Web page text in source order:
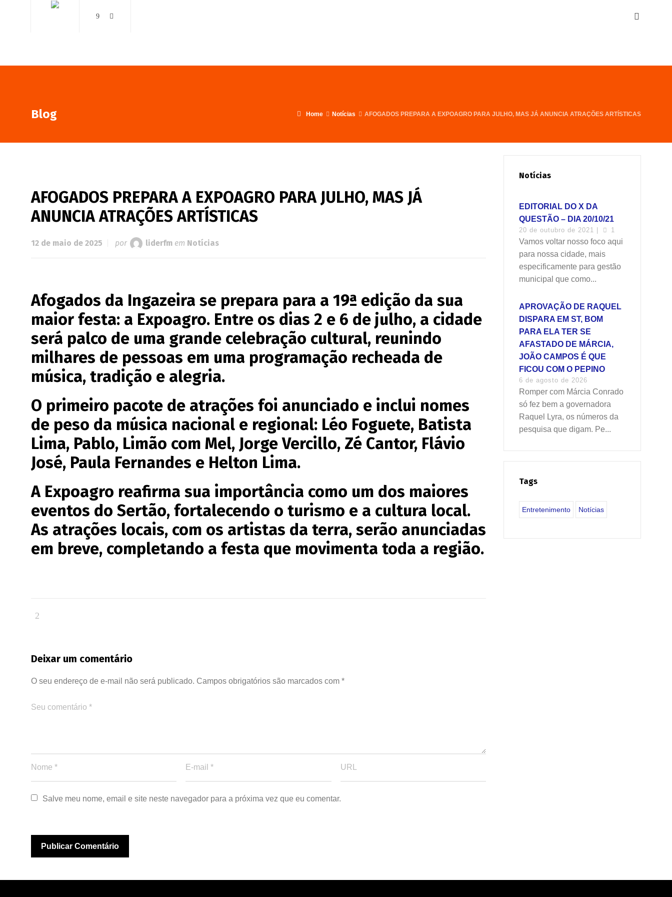
Blog Home Notícias AFOGADOS PREPARA A EXPOAGRO PARA JULHO, MAS JÁ ANUNCIA ATRAÇÕES ARTÍSTICAS
AFOGADOS PREPARA A EXPOAGRO PARA JULHO, MAS JÁ
ANUNCIA ATRAÇÕES ARTÍSTICAS
12 de maio de 2025 por liderfm em Notícias
Afogados da Ingazeira se prepara para a 19ª edição da sua
maior festa: a Expoagro. Entre os dias 2 e 6 de julho, a cidade
será palco de uma grande celebração cultural, reunindo
milhares de pessoas em uma programação recheada de
música, tradição e alegria.
O primeiro pacote de atrações foi anunciado e inclui nomes
de peso da música nacional e regional: Léo Foguete, Batista
Lima, Pablo, Limão com Mel, Jorge Vercillo, Zé Cantor, Flávio
José, Paula Fernandes e Helton Lima.
A Expoagro reafirma sua importância como um dos maiores
eventos do Sertão, fortalecendo o turismo e a cultura local.
As atrações locais, com os artistas da terra, serão anunciadas
em breve, completando a festa que movimenta toda a região.
Deixar um comentário
O seu endereço de e-mail não será publicado. Campos obrigatórios são marcados com *
Salve meu nome, email e site neste navegador para a próxima vez que eu comentar.
Notícias
EDITORIAL DO X DA
QUESTÃO – DIA 20/10/21
20 de outubro de 2021 | 1
Vamos voltar nosso foco aqui
para nossa cidade, mais
especificamente para gestão
municipal que como...
APROVAÇÃO DE RAQUEL
DISPARA EM ST, BOM
PARA ELA TER SE
AFASTADO DE MÁRCIA,
JOÃO CAMPOS É QUE
FICOU COM O PEPINO
6 de agosto de 2026
Romper com Márcia Conrado
só fez bem a governadora
Raquel Lyra, os números da
pesquisa que digam. Pe...
Tags
Entretenimento Notícias